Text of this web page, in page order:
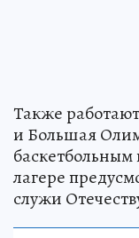
Также
и Большая
лагере
служи